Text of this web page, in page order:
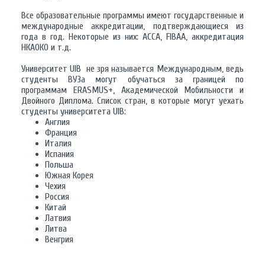
Все образовательные программы имеют государственные и
международные аккредитации, подтверждающиеся из
года в год. Некоторые из них: ACCA, FIBAA, аккредитация
НКАОКО и т.д.
Университет UIB не зря называется Международным, ведь
студенты ВУЗа могут обучаться за границей по
программам ERASMUS+, Академической Мобильности и
Двойного Диплома. Список стран, в которые могут уехать
студенты университета UIB:
Англия
Франция
Италия
Испания
Польша
Южная Корея
Чехия
Россия
Китай
Латвия
Литва
Венгрия